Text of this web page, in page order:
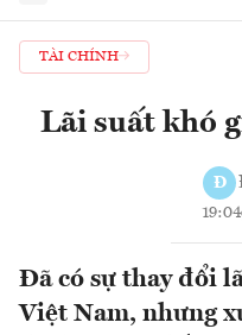
TÀI CHÍNH
Lãi suất khó
Đ
Đã có sự thay đổi
Việt Nam, nhưng